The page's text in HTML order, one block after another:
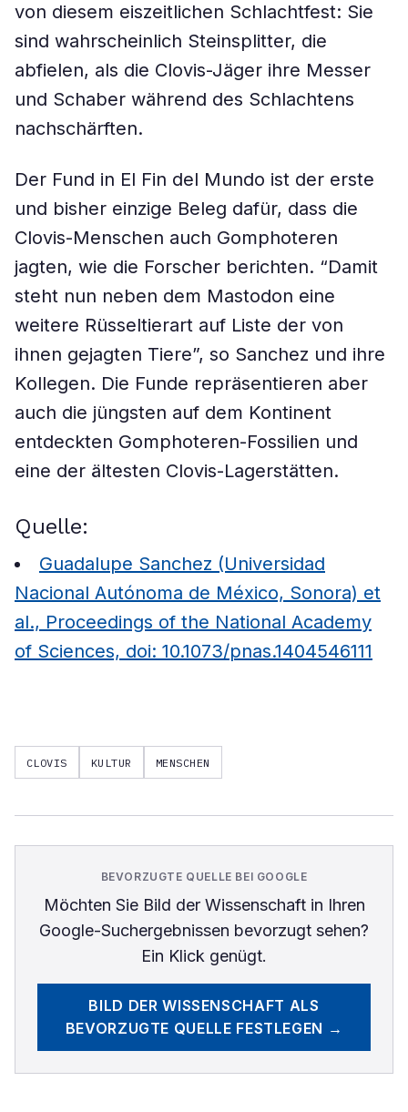
von diesem eiszeitlichen Schlachtfest: Sie
sind wahrscheinlich Steinsplitter, die
abfielen, als die Clovis-Jäger ihre Messer
und Schaber während des Schlachtens
nachschärften.
Der Fund in El Fin del Mundo ist der erste
und bisher einzige Beleg dafür, dass die
Clovis-Menschen auch Gomphoteren
jagten, wie die Forscher berichten. “Damit
steht nun neben dem Mastodon eine
weitere Rüsseltierart auf Liste der von
ihnen gejagten Tiere”, so Sanchez und ihre
Kollegen. Die Funde repräsentieren aber
auch die jüngsten auf dem Kontinent
entdeckten Gomphoteren-Fossilien und
eine der ältesten Clovis-Lagerstätten.
Quelle:
Guadalupe Sanchez (Universidad
Nacional Autónoma de México, Sonora) et
al., Proceedings of the National Academy
of Sciences, doi: 10.1073/pnas.1404546111
CLOVIS KULTUR MENSCHEN
BEVORZUGTE QUELLE BEI GOOGLE
Möchten Sie Bild der Wissenschaftin Ihren
Google-Suchergebnissen bevorzugt sehen?
Ein Klick genügt.
BILD DER WISSENSCHAFT ALS
BEVORZUGTE QUELLE FESTLEGEN →